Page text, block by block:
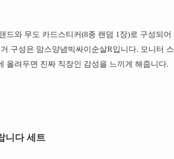
드와 무도 카드스티커(8종 랜덤 1장)로 구성되어
구성은 맘스양념빅싸이순살R입니다. 모니터 스
올려두면 진짜 직장인 감성을 느끼게 해줍니다.
니다 세트